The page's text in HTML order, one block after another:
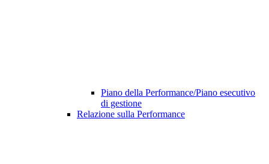
Piano della Performance/Piano esecutivo
di gestione
Relazione sulla Performance